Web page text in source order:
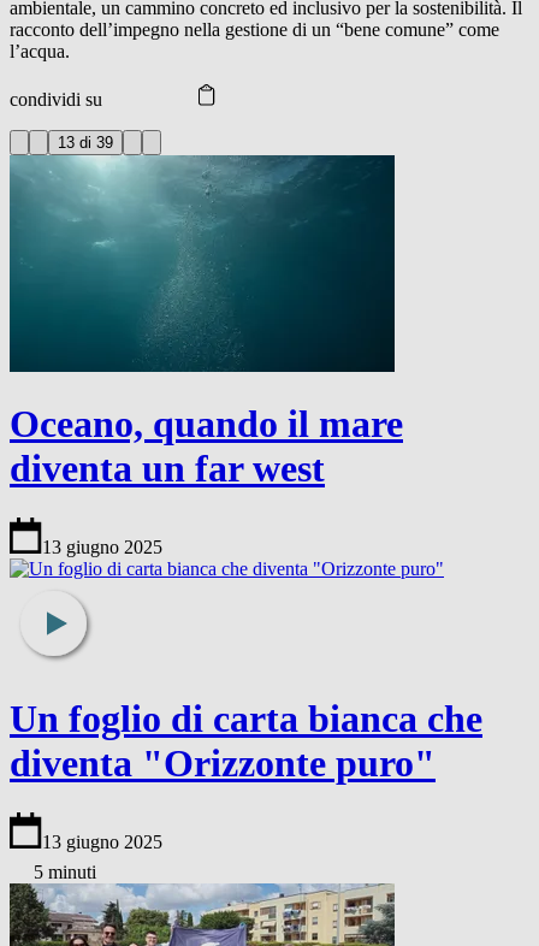
ambientale, un cammino concreto ed inclusivo per la sostenibilità. Il
racconto dell’impegno nella gestione di un “bene comune” come
l’acqua.
condividi su
13 di 39
Oceano, quando il mare
diventa un far west
13 giugno 2025
Un foglio di carta bianca che
diventa "Orizzonte puro"
13 giugno 2025
5 minuti